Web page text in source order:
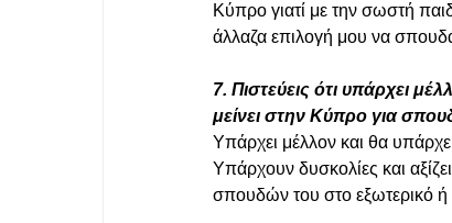
Κύπρο γιατί με την σωστή
άλλαζα επιλογή μου να
7. Πιστεύεις ότι υπάρχει
μείνει στην Κύπρο για
Υπάρχει μέλλον και θα
Υπάρχουν δυσκολίες και
σπουδών του στο εξωτερικό ή